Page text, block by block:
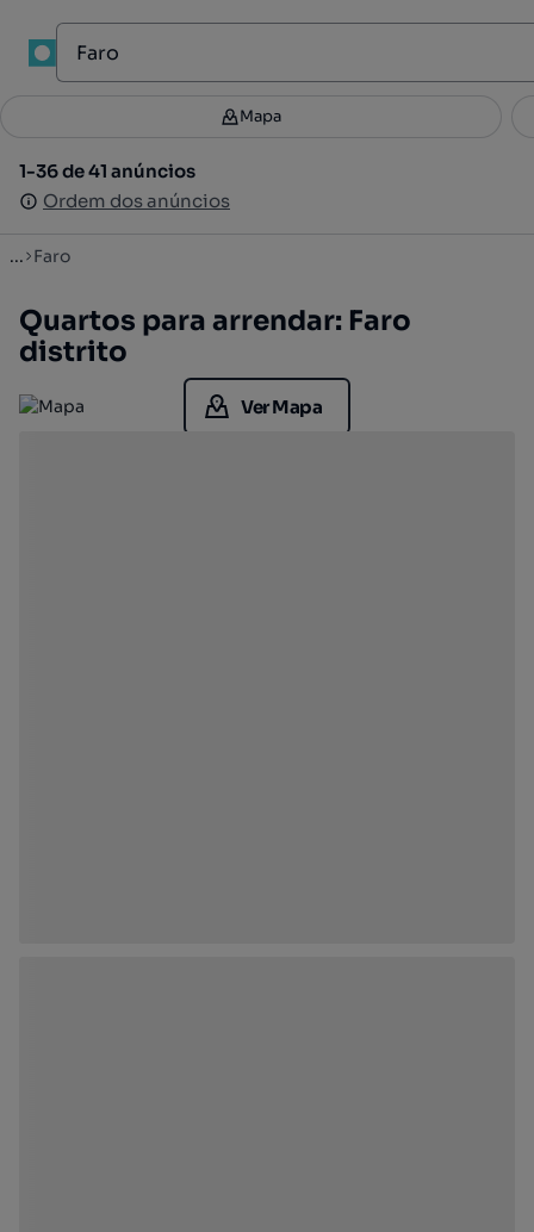
Filtros 3
1-36 de 41 anúncios
Ordem dos anúncios
Mapa
1-36 de 41 anúncios
Ordem dos anúncios
... Faro
Quartos para arrendar: Faro
distrito
Ver Mapa